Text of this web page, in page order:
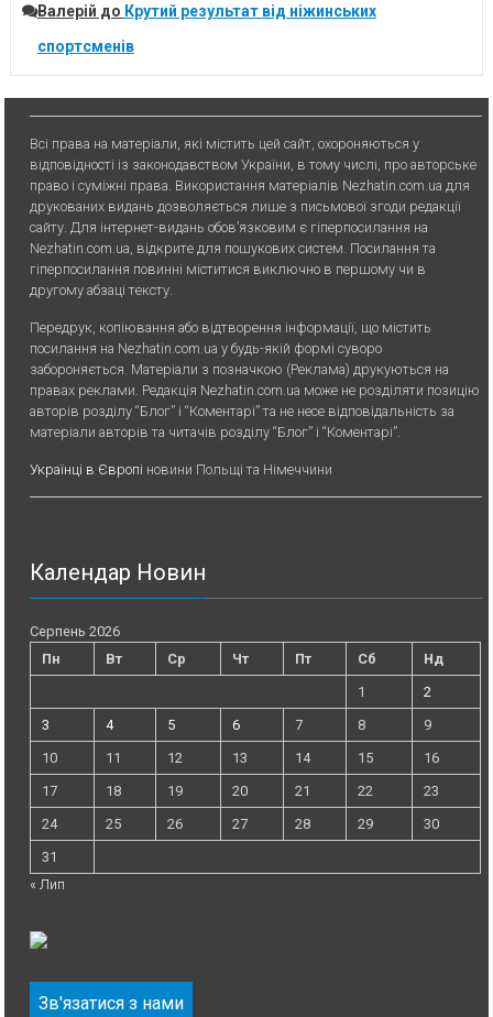
Валерій до Крутий результат від ніжинських
спортсменів
Всі права на матеріали, які містить цей сайт, охороняються у
відповідності із законодавством України, в тому числі, про авторське
право і суміжні права. Використання матерiалiв Nezhatin.com.ua для
друкованих видань дозволяється лише з письмової згоди редакції
сайту. Для iнтернет-видань обов’язковим є гiперпосилання на
Nezhatin.com.ua, відкрите для пошукових систем. Посилання та
гіперпосилання повинні міститися виключно в першому чи в
другому абзаці тексту.
Передрук, копiювання або вiдтворення iнформацiї, що мiстить
посилання на Nezhatin.com.ua у будь-якiй формi суворо
забороняється. Матеріали з позначкою (Реклама) друкуються на
правах реклами. Редакція Nezhatin.com.ua може не розділяти позицію
авторів розділу “Блог” і “Коментарі” та не несе відповідальність за
матеріали авторів та читачів розділу “Блог” і “Коментарі”.
Українці в Європі новини Польщі та Німеччини
Календар Новин
Серпень 2026
Пн
Вт Ср Чт Пт Сб
Нд
1
2
3
4 5 6 7 8
9
10
11 12 13 14 15
16
17
18 19 20 21 22
23
24
25 26 27 28 29
30
31
« Лип
Зв'язатися з нами